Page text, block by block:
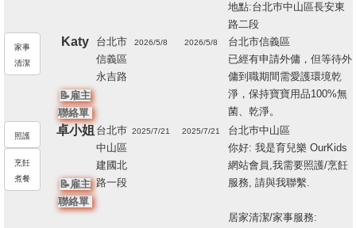
地點:台北巿中山區長安東
路二段
家事
清潔
Katy
📝雇主
聯絡單
台北市
信義區
永吉路
2026/5/8 2026/5/8
台北市信義區
已經有申請外傭，但等待外
傭到職期間需愛護環境乾
淨，保持寶寶用品100%無
菌、乾淨。
照護
烹飪
煮餐
卓小姐
📝雇主
聯絡單
台北巿
中山區
建國北
路一段
2025/7/21 2025/7/21
台北巿中山區
你好: 我是育兒樂 OurKids
網站會員,我需要照護/烹飪
服務, 請與我聯繫.
居家清潔/家事服務: